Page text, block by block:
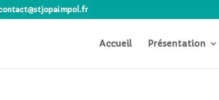
Accueil Présentation